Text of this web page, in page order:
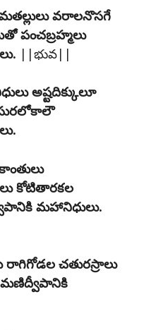
వరాలనొసగే
పంచబ్రహ్మలు
||భువ||
అష్టదిక్కులూ
సురలోకాలౌ
కోటితారకల
మహానిధులు.
రాగిగోడల చతురస్రాలు
మణిద్వీపానికి